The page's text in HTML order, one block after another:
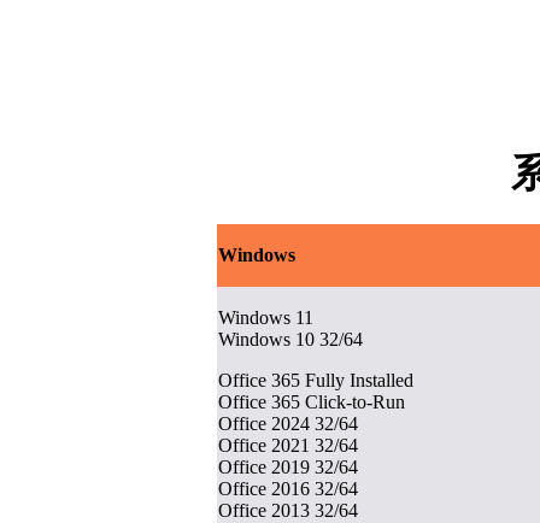
Windows
Windows 11
Windows 10 32/64
Office 365 Fully Installed
Office 365 Click-to-Run
Office 2024 32/64
Office 2021 32/64
Office 2019 32/64
Office 2016 32/64
Office 2013 32/64